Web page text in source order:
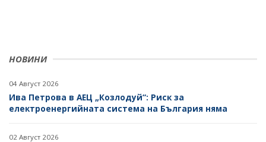
НОВИНИ
04 Август 2026
Ива Петрова в АЕЦ „Козлодуй“: Риск за
електроенергийната система на България няма
02 Август 2026